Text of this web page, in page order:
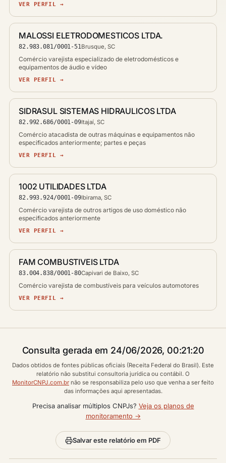
VER PERFIL →
MALOSSI ELETRODOMESTICOS LTDA.
82.983.081/0001-51Brusque, SC
Comércio varejista especializado de eletrodomésticos e
equipamentos de áudio e vídeo
VER PERFIL →
SIDRASUL SISTEMAS HIDRAULICOS LTDA
82.992.686/0001-09Itajaí, SC
Comércio atacadista de outras máquinas e equipamentos não
especificados anteriormente; partes e peças
VER PERFIL →
1002 UTILIDADES LTDA
82.993.924/0001-09Ibirama, SC
Comércio varejista de outros artigos de uso doméstico não
especificados anteriormente
VER PERFIL →
FAM COMBUSTIVEIS LTDA
83.004.838/0001-80Capivari de Baixo, SC
Comércio varejista de combustíveis para veículos automotores
VER PERFIL →
Consulta gerada em 24/06/2026, 00:21:20
Dados obtidos de fontes públicas oficiais (Receita Federal do Brasil). Este
relatório não substitui consultoria jurídica ou contábil. O
MonitorCNPJ.com.br não se responsabiliza pelo uso que venha a ser feito
das informações aqui apresentadas.
Precisa analisar múltiplos CNPJs? Veja os planos de
monitoramento →
Salvar este relatório em PDF